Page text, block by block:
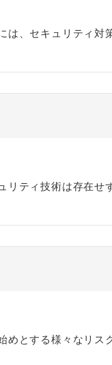
は、セキュリティ対
リティ技術は存在
めとする様々なリ